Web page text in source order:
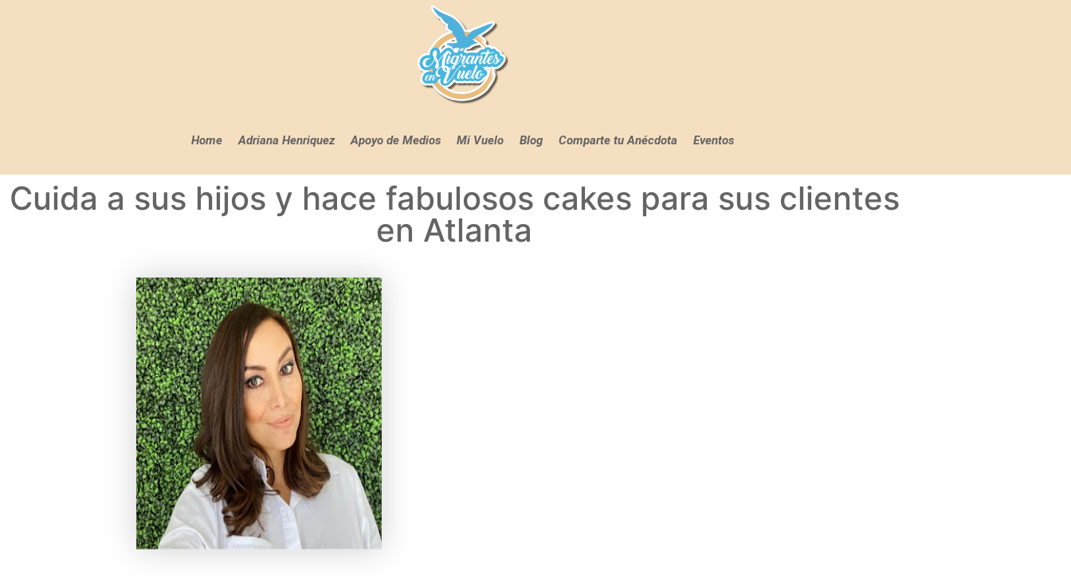
Home Adriana Henriquez Apoyo de Medios Mi Vuelo Blog Comparte tu Anécdota Eventos
Cuida a sus hijos y hace fabulosos cakes para sus clientes
en Atlanta